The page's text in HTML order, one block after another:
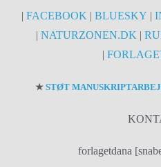
| FACEBOOK | BLUESKY |
| NATURZONEN.DK |
|
★ STØT
forlagetdana